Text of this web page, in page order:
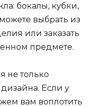
бокалы, кубки,
выбрать из
или заказать
предмете.
не только
Если у
вам воплотить